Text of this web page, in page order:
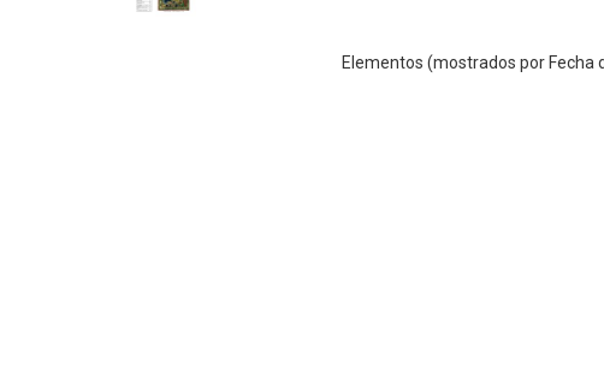
Elementos (mostrados por Fecha